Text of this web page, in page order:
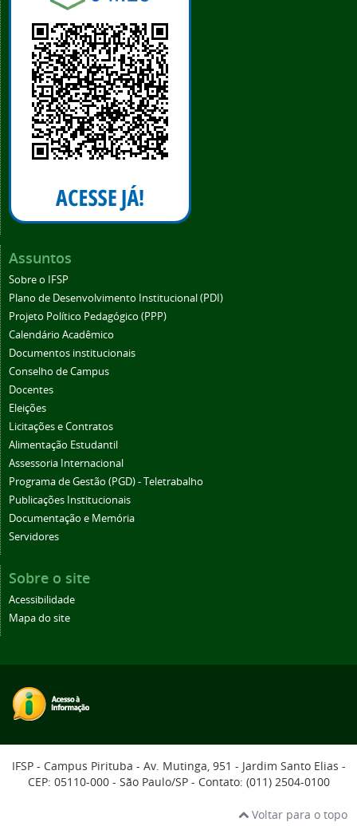
Assuntos
Sobre o IFSP
Plano de Desenvolvimento Institucional (PDI)
Projeto Político Pedagógico (PPP)
Calendário Acadêmico
Documentos institucionais
Conselho de Campus
Docentes
Eleições
Licitações e Contratos
Alimentação Estudantil
Assessoria Internacional
Programa de Gestão (PGD) - Teletrabalho
Publicações Institucionais
Documentação e Memória
Servidores
Sobre o site
Acessibilidade
Mapa do site
IFSP - Campus Pirituba - Av. Mutinga, 951 - Jardim Santo Elias -
CEP: 05110-000 - São Paulo/SP - Contato: (011) 2504-0100
Voltar para o topo